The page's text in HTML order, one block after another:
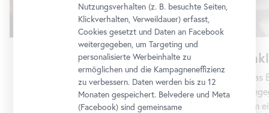
Sie planen einen individuellen Museumsbesuch
mit einer Gruppe – wählen Sie aus dem Angebot
und senden Sie uns Ihre Terminanfrage.
um
Nutzungsverhalten (z. B. besuchte Seiten,
Klickverhalten, Verweildauer) erfasst,
Cookies gesetzt und Daten an Facebook
weitergegeben, um Targeting und
personalisierte Werbeinhalte zu
ermöglichen und die Kampagneneffizienz
zu verbessern. Daten werden bis zu 12
Monaten gespeichert. Belvedere und Meta
(Facebook) sind gemeinsame